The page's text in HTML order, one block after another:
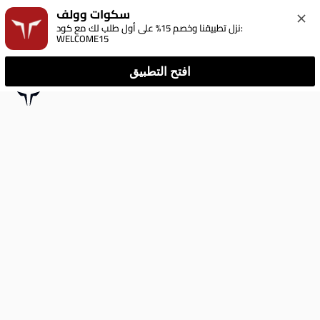
سكوات وولف
نزل تطبيقنا وخصم 15% على أول طلب لك مع كود:
WELCOME15
افتح التطبيق